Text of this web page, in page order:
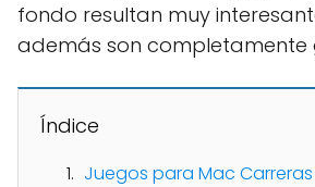
fondo resultan muy
además son completamente
Índice
Juegos para Mac